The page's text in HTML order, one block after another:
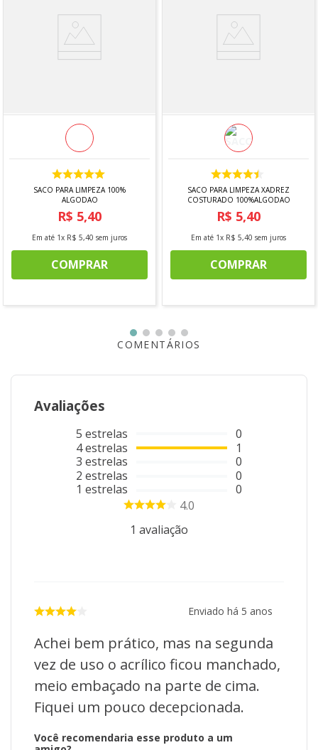
*Imagem meramente ilustraiva.
SACO PARA LIMPEZA 100%
ALGODAO
R$ 5,40
Em até 1x R$ 5,40 sem juros
COMPRAR
SACO PARA LIMPEZA XADREZ
COSTURADO 100%ALGODAO
R$ 5,40
Em até 1x R$ 5,40 sem juros
COMPRAR
COMENTÁRIOS
Avaliações
5 estrelas
4estrelas
3 estrelas
2 estrelas
1 estrelas
0
1
0
0
0
4.0
1 avaliação
Enviado há 5 anos
Achei bem prático, mas na segunda
vez de uso o acrílico ficou manchado,
meio embaçado na parte de cima.
Fiquei um pouco decepcionada.
Você recomendaria esse produto a um